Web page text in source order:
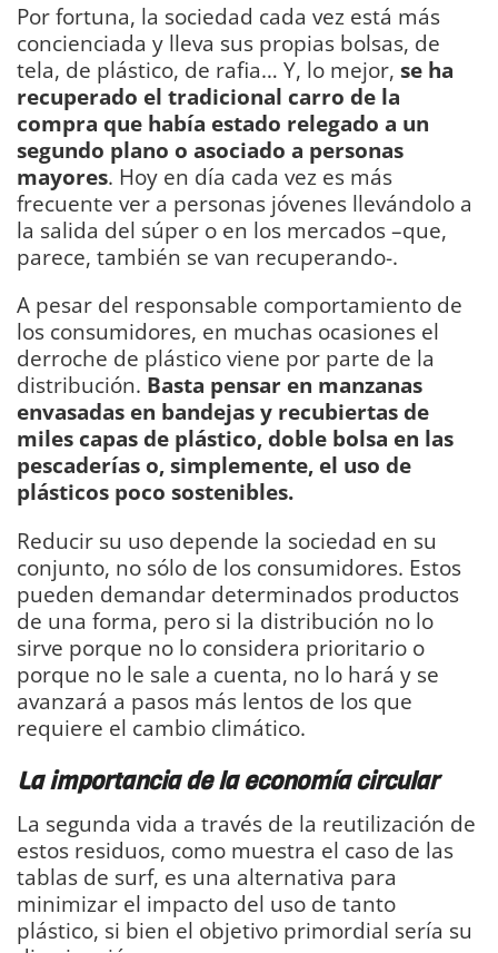
Por fortuna, la sociedad cada vez está más
concienciada y lleva sus propias bolsas, de
tela, de plástico, de rafia… Y, lo mejor, se ha
recuperado el tradicional carro de la
compra que había estado relegado a un
segundo plano o asociado a personas
mayores. Hoy en día cada vez es más
frecuente ver a personas jóvenes llevándolo a
la salida del súper o en los mercados –que,
parece, también se van recuperando-.
A pesar del responsable comportamiento de
los consumidores, en muchas ocasiones el
derroche de plástico viene por parte de la
distribución. Basta pensar en manzanas
envasadas en bandejas y recubiertas de
miles capas de plástico, doble bolsa en las
pescaderías o, simplemente, el uso de
plásticos poco sostenibles.
Reducir su uso depende la sociedad en su
conjunto, no sólo de los consumidores. Estos
pueden demandar determinados productos
de una forma, pero si la distribución no lo
sirve porque no lo considera prioritario o
porque no le sale a cuenta, no lo hará y se
avanzará a pasos más lentos de los que
requiere el cambio climático.
La importancia de la economía circular
La segunda vida a través de la reutilización de
estos residuos, como muestra el caso de las
tablas de surf, es una alternativa para
minimizar el impacto del uso de tanto
plástico, si bien el objetivo primordial sería su